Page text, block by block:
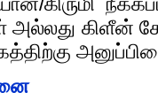
அல்லது கிளீன்